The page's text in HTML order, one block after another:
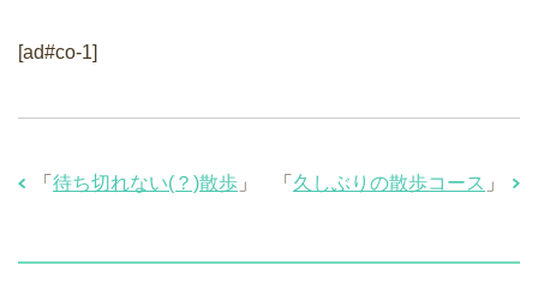
[ad#co-1]
「 久しぶりの散歩コース 」
「 待ち切れない(？)散歩 」